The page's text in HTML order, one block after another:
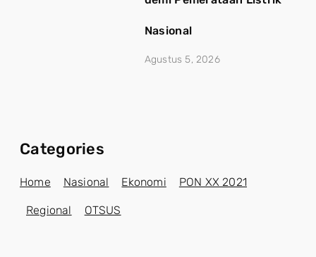
Nasional
Agustus 5, 2026
Categories
Home Nasional Ekonomi PON XX 2021
Regional OTSUS